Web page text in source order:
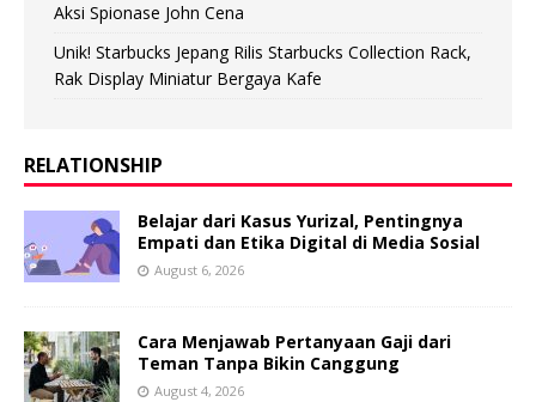
Aksi Spionase John Cena
Unik! Starbucks Jepang Rilis Starbucks Collection Rack,
Rak Display Miniatur Bergaya Kafe
RELATIONSHIP
Belajar dari Kasus Yurizal, Pentingnya
Empati dan Etika Digital di Media Sosial
August 6, 2026
Cara Menjawab Pertanyaan Gaji dari
Teman Tanpa Bikin Canggung
August 4, 2026